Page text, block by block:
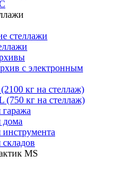
стеллажи
с электронным
кг на стеллаж)
(750 кг на стеллаж)
дома
MS